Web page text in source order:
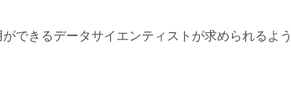
できるデータサイエンティストが求められるよう